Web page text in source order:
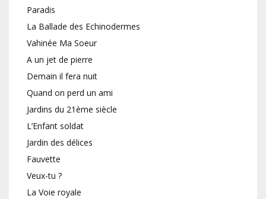
Paradis
La Ballade des Echinodermes
Vahinée Ma Soeur
A un jet de pierre
Demain il fera nuit
Quand on perd un ami
Jardins du 21ème siècle
L’Enfant soldat
Jardin des délices
Fauvette
Veux-tu ?
La Voie royale